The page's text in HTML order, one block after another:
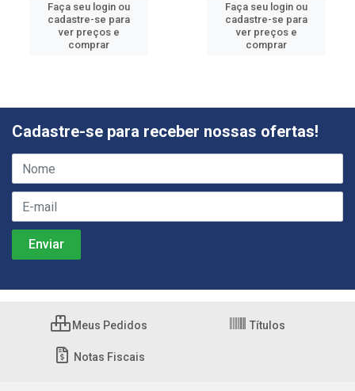
Faça seu login ou
cadastre-se para
ver preços e
comprar
Faça seu login ou
cadastre-se para
ver preços e
comprar
Cadastre-se para receber nossas ofertas!
Meus Pedidos Títulos
Notas Fiscais